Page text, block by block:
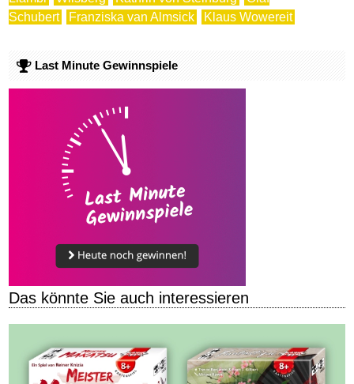
Schubert
Franziska van Almsick Klaus Wowereit
Last Minute Gewinnspiele
Das könnte Sie auch interessieren